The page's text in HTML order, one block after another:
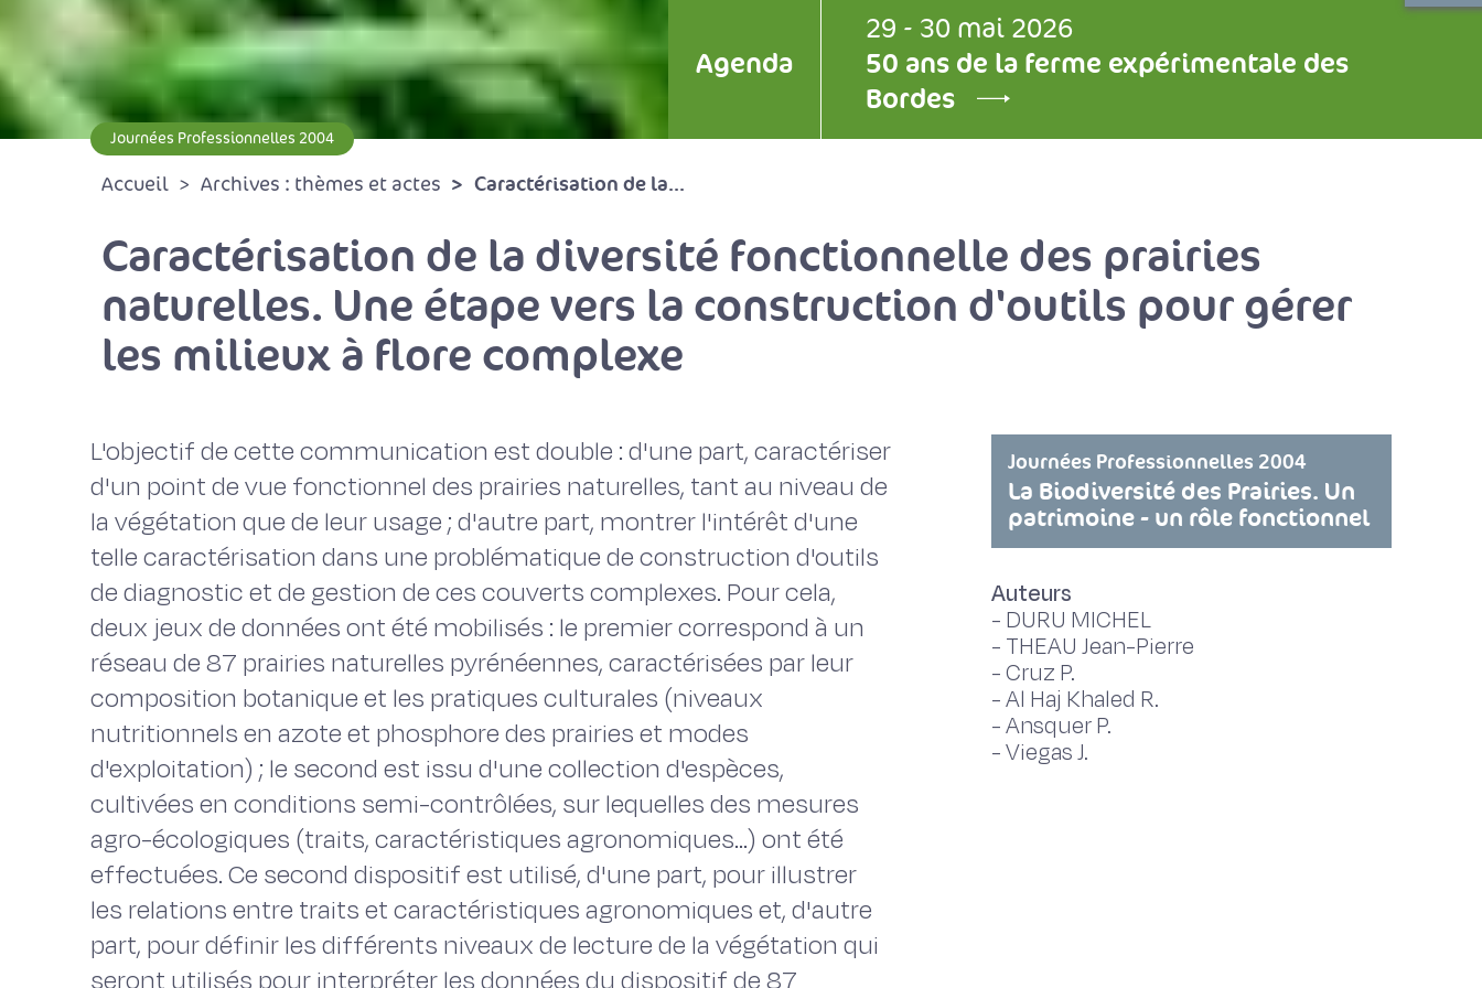
Agenda
29 - 30 mai 2026
50 ans de la ferme expérimentale des
Bordes
Journées Professionnelles 2004
Accueil Archives : thèmes et actes Caractérisation de la...
Caractérisation de la diversité fonctionnelle des prairies
naturelles. Une étape vers la construction d'outils pour gérer
les milieux à flore complexe
L'objectif de cette communication est double : d'une part, caractériser
d'un point de vue fonctionnel des prairies naturelles, tant au niveau de
la végétation que de leur usage ; d'autre part, montrer l'intérêt d'une
telle caractérisation dans une problématique de construction d'outils
de diagnostic et de gestion de ces couverts complexes. Pour cela,
deux jeux de données ont été mobilisés : le premier correspond à un
réseau de 87 prairies naturelles pyrénéennes, caractérisées par leur
composition botanique et les pratiques culturales (niveaux
nutritionnels en azote et phosphore des prairies et modes
d'exploitation) ; le second est issu d'une collection d'espèces,
cultivées en conditions semi-contrôlées, sur lequelles des mesures
agro-écologiques (traits, caractéristiques agronomiques…) ont été
effectuées. Ce second dispositif est utilisé, d'une part, pour illustrer
les relations entre traits et caractéristiques agronomiques et, d'autre
part, pour définir les différents niveaux de lecture de la végétation qui
Journées Professionnelles 2004
La Biodiversité des Prairies. Un
patrimoine - un rôle fonctionnel
Auteurs
- DURU MICHEL
- THEAU Jean-Pierre
-Cruz P.
-Al Haj Khaled R.
-Ansquer P.
-Viegas J.